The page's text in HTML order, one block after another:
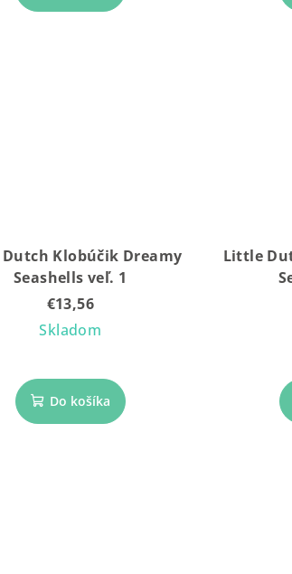
Klobúčik Dreamy
Seashells veľ. 1
€13,56
Skladom
Do košíka
Little